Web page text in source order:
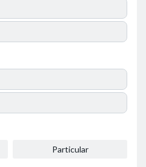
Particular